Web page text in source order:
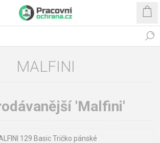
MALFINI
'Malfini'
129 Basic Tričko pánské